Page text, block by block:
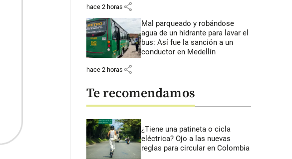
hace 2 horas share
Mal parqueado y robándose
agua de un hidrante para lavar el
bus: Así fue la sanción a un
conductor en Medellín
hace 2 horas share
Te recomendamos
¿Tiene una patineta o cicla
eléctrica? Ojo a las nuevas
reglas para circular en Colombia